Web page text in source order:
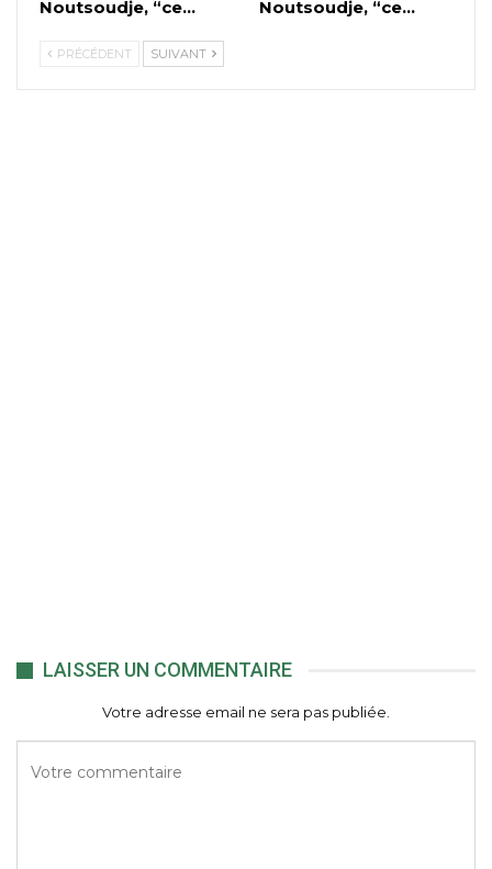
Noutsoudje, “ce… Noutsoudje, “ce…
PRÉCÉDENT SUIVANT
LAISSER UN COMMENTAIRE
Votre adresse email ne sera pas publiée.